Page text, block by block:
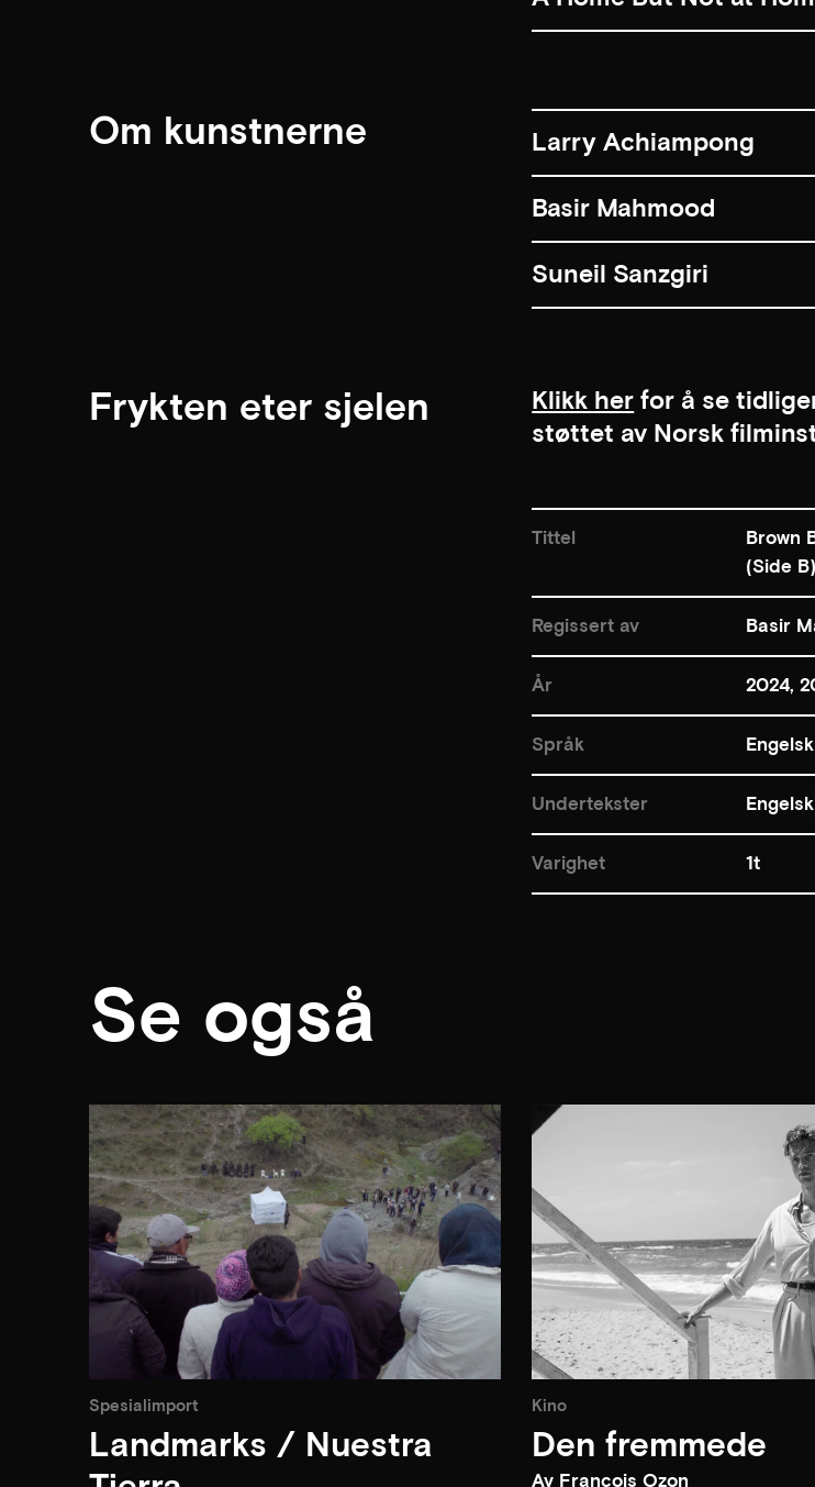
Om kunstnerne Larry Achiampong
Basir Mahmood
Suneil Sanzgiri
Frykten eter sjelen Klikk her for å se
støttet av Norsk
Tittel
Brown
(Side
Regissert av Basir
År 2024,
Språk Engelsk
Undertekster Engelsk
Varighet 1t
Se også
Spesialimport
Landmarks / Nuestra
Kino
Den fremmede
Av François Ozon